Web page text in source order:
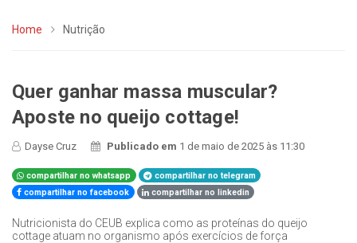
Home Nutrição
Quer ganhar massa muscular?
Aposte no queijo cottage!
Dayse Cruz Publicado em 1 de maio de 2025 às 11:30
compartilhar no whatsapp
compartilhar no telegram
compartilhar no facebook
compartilhar no linkedin
Nutricionista do CEUB explica como as proteínas do queijo
cottage atuam no organismo após exercícios de força